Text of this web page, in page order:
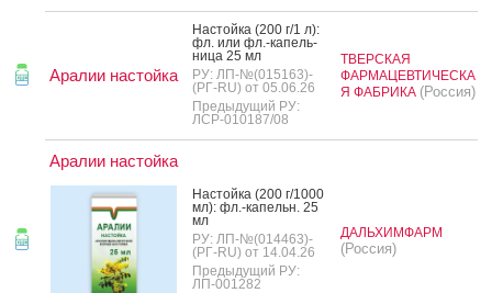
Аралии настойка
Нас­той­ка (200 г/1 л):
фл. или фл.-ка­пель­
ни­ца 25 мл
РУ: ЛП-№(015163)-
(РГ-RU) от 05.06.26
Предыдущий РУ:
ЛСР-010187/08
ТВЕРСКАЯ
ФАРМАЦЕВТИЧЕСКА
Я ФАБРИКА (Россия)
Аралии настойка
Нас­той­ка (200 г/1000
мл): фл.-ка­пельн. 25
мл
РУ: ЛП-№(014463)-
(РГ-RU) от 14.04.26
Предыдущий РУ:
ЛП-001282
ДАЛЬХИМФАРМ
(Россия)